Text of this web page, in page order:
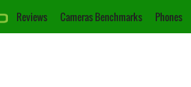
Reviews Cameras Benchmarks Phones